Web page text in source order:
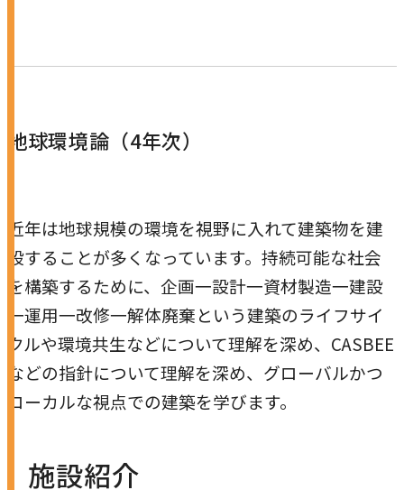
地球環境論（4年次）
近年は地球規模の環境を視野に入れて建築物を建
設することが多くなっています。持続可能な社会
を構築するために、企画一設計一資材製造一建設
一運用一改修一解体廃棄という建築のライフサイ
クルや環境共生などについて理解を深め、CASBEE
などの指針について理解を深め、グローバルかつ
ローカルな視点での建築を学びます。
施設紹介